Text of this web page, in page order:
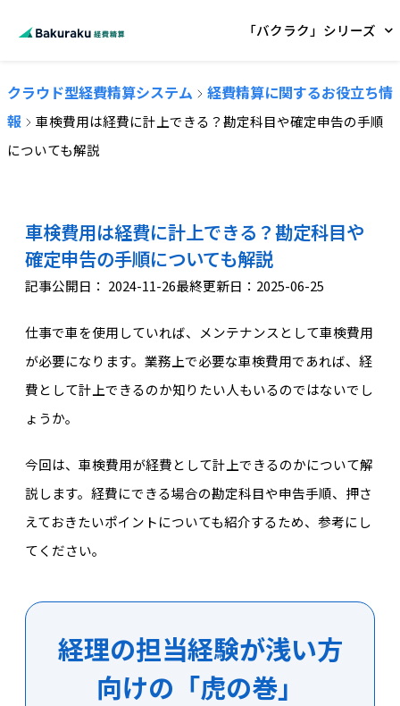
「バクラク」シリーズ
クラウド型経費精算システム
経費精算に関するお役立ち情
報
車検費用は経費に計上できる？勘定科目や確定申告の手順
についても解説
車検費用は経費に計上できる？勘定科目や
確定申告の手順についても解説
記事公開日： 2024-11-26最終更新日：2025-06-25
仕事で車を使用していれば、メンテナンスとして車検費用
が必要になります。業務上で必要な車検費用であれば、経
費として計上できるのか知りたい人もいるのではないでし
ょうか。
今回は、車検費用が経費として計上できるのかについて解
説します。経費にできる場合の勘定科目や申告手順、押さ
えておきたいポイントについても紹介するため、参考にし
てください。
経理の担当経験が浅い方
向けの「虎の巻」